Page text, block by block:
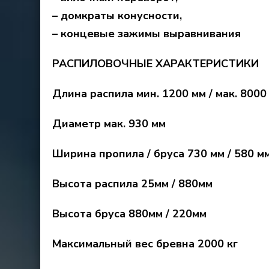
– домкраты конусности,
– концевые зажимы выравнивания
РАСПИЛОВОЧНЫЕ ХАРАКТЕРИСТИКИ
Длина распила мин. 1200 мм / мак.
Диаметр мак. 930 мм
Ширина пропила / бруса 730 мм / 580
Высота распила 25мм / 880мм
Высота бруса 880мм / 220мм
Максимальный вес бревна 2000 кг